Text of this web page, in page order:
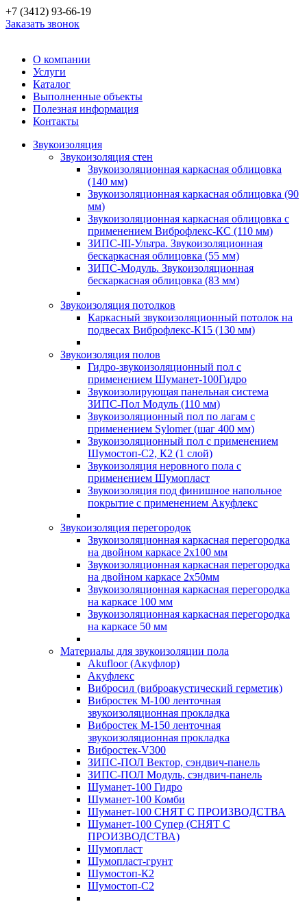
+7 (3412) 93-66-19
Заказать звонок
О компании
Услуги
Каталог
Выполненные объекты
Полезная информация
Контакты
Звукоизоляция
Звукоизоляция стен
Звукоизоляционная каркасная облицовка
(140 мм)
Звукоизоляционная каркасная облицовка (90
мм)
Звукоизоляционная каркасная облицовка с
применением Виброфлекс-КС (110 мм)
ЗИПС-III-Ультра. Звукоизоляционная
бескаркасная облицовка (55 мм)
ЗИПС-Модуль. Звукоизоляционная
бескаркасная облицовка (83 мм)
Звукоизоляция потолков
Каркасный звукоизоляционный потолок на
подвесах Виброфлекс-К15 (130 мм)
Звукоизоляция полов
Гидро-звукоизоляционный пол с
применением Шуманет-100Гидро
Звукоизолирующая панельная система
ЗИПС-Пол Модуль (110 мм)
Звукоизоляционный пол по лагам с
применением Sylomer (шаг 400 мм)
Звукоизоляционный пол с применением
Шумостоп-С2, К2 (1 слой)
Звукоизоляция неровного пола с
применением Шумопласт
Звукоизоляция под финишное напольное
покрытие с применением Акуфлекс
Звукоизоляция перегородок
Звукоизоляционная каркасная перегородка
на двойном каркасе 2х100 мм
Звукоизоляционная каркасная перегородка
на двойном каркасе 2х50мм
Звукоизоляционная каркасная перегородка
на каркасе 100 мм
Звукоизоляционная каркасная перегородка
на каркасе 50 мм
Материалы для звукоизоляции пола
Akufloor (Акуфлор)
Акуфлекс
Вибросил (виброакустический герметик)
Вибростек М-100 ленточная
звукоизоляционная прокладка
Вибростек М-150 ленточная
звукоизоляционная прокладка
Вибростек-V300
ЗИПС-ПОЛ Вектор, сэндвич-панель
ЗИПС-ПОЛ Модуль, сэндвич-панель
Шуманет-100 Гидро
Шуманет-100 Комби
Шуманет-100 СНЯТ С ПРОИЗВОДСТВА
Шуманет-100 Супер (СНЯТ С
ПРОИЗВОДСТВА)
Шумопласт
Шумопласт-грунт
Шумостоп-К2
Шумостоп-С2